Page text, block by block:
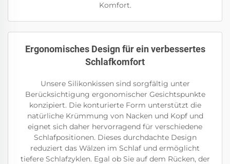
Komfort.
Ergonomisches Design für ein verbessertes
Schlafkomfort
Unsere Silikonkissen sind sorgfältig unter
Berücksichtigung ergonomischer Gesichtspunkte
konzipiert. Die konturierte Form unterstützt die
natürliche Krümmung von Nacken und Kopf und
eignet sich daher hervorragend für verschiedene
Schlafpositionen. Dieses durchdachte Design
reduziert das Wälzen im Schlaf und ermöglicht
tiefere Schlafzyklen. Egal ob Sie auf dem Rücken, der